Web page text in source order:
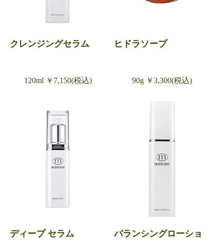
クレンジングセラム
120ml ￥7,150(税込)
ヒドラソープ
90g ￥3,300(税込)
ディープ セラム
バランシングローショ